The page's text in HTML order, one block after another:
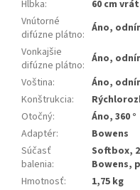
Hĺbka:
60 cm
Vnútorné
difúzne plátno: Áno,
Vonkajšie
difúzne plátno: Áno,
Voština:
Áno,
Konštrukcia:
Otočný:
Áno, 360 °
Adaptér:
Bowens
Súčasť
balenia:
Softbox,
Bowens,
Hmotnosť:
1,75 kg